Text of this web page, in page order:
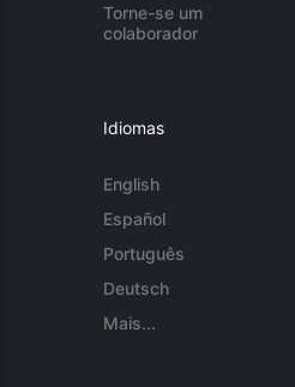
Torne-se um
colaborador
Idiomas
English
Español
Português
Deutsch
Mais...